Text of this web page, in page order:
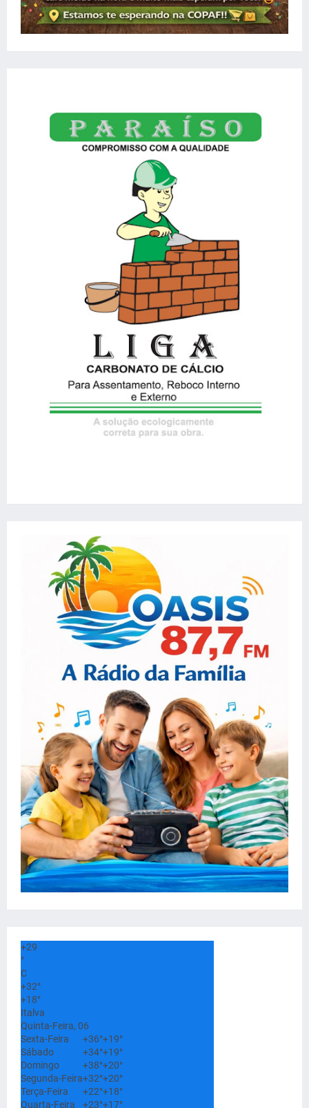
+29
°
C
+32°
+18°
Italva
Quinta-Feira, 06
Sexta-Feira
+36°+19°
Sábado
+34°+19°
Domingo
+38°+20°
Segunda-Feira+32°+20°
Terça-Feira
+22°+18°
Quarta-Feira
+23°+17°